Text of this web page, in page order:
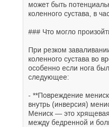
может быть
коленного сустава, в
### Что могло
При резком
коленного сустава во
особенно если нога
следующее:
- **Повреждение
внутрь (инверсия)
Мениск — это
между бедренной и